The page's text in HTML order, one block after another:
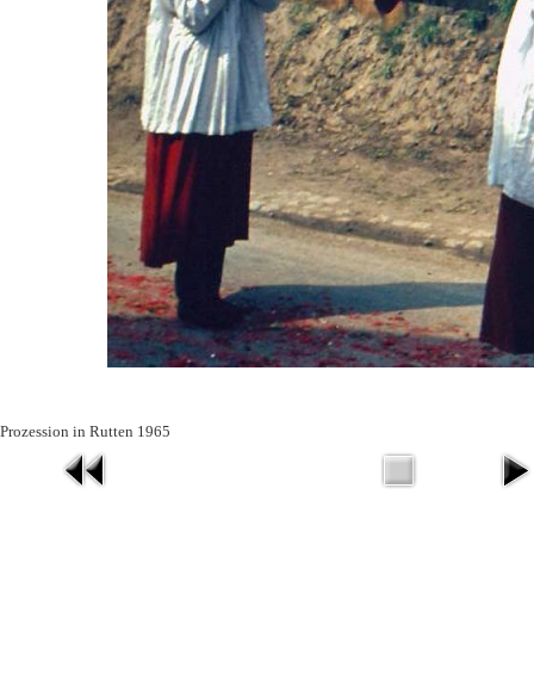
Prozession in Rutten 1965